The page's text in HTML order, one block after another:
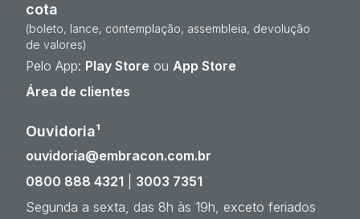
cota
(boleto, lance, contemplação, assembleia, devolução
de valores)
Pelo App: Play Store ou App Store
Área de clientes
Ouvidoria¹
ouvidoria@embracon.com.br
0800 888 4321
3003 7351
Segunda a sexta, das 8h às 19h, exceto feriados